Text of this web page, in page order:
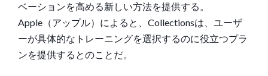
ベーションを高める新しい方法を提供する。
Apple（アップル）によると、Collectionsは、ユーザ
ーが具体的なトレーニングを選択するのに役立つプラ
ンを提供するとのことだ。